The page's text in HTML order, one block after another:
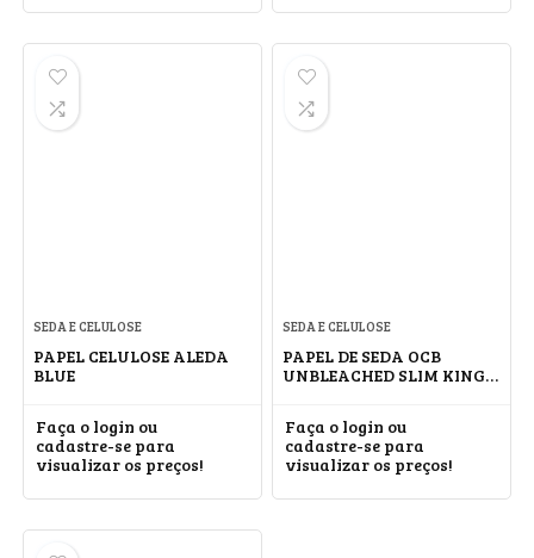
SEDA E CELULOSE
PAPEL CELULOSE ALEDA
BLUE
Faça o login ou
cadastre-se para
visualizar os preços!
SEDA E CELULOSE
PAPEL DE SEDA OCB
UNBLEACHED SLIM KING
Faça o login ou
cadastre-se para
visualizar os preços!